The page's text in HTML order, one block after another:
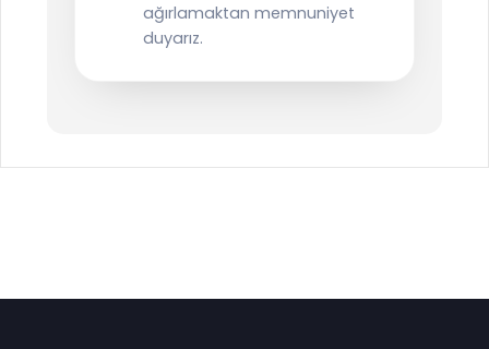
ağırlamaktan memnuniyet
duyarız.